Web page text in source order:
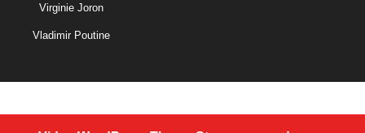
Virginie Joron
Vladimir Poutine